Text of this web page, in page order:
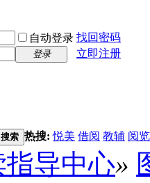
自动登录 找回密码
登录
立即注册
搜索 热搜:悦美 借阅 教辅 阅览
导中心»